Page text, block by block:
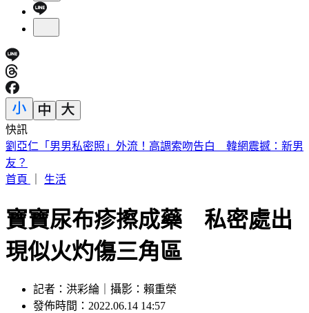
快訊
國防預算創新高！明年度突破1.1兆元 目標達GDP3％
首頁
寶寶尿布疹擦成藥 私密處出
現似火灼傷三角區
發佈時間：2022.06.14 14:57
最後更新時間：2022.06.14 14:57